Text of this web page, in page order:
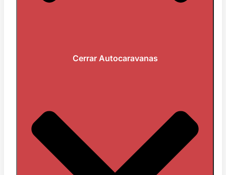
Cerrar Autocaravanas